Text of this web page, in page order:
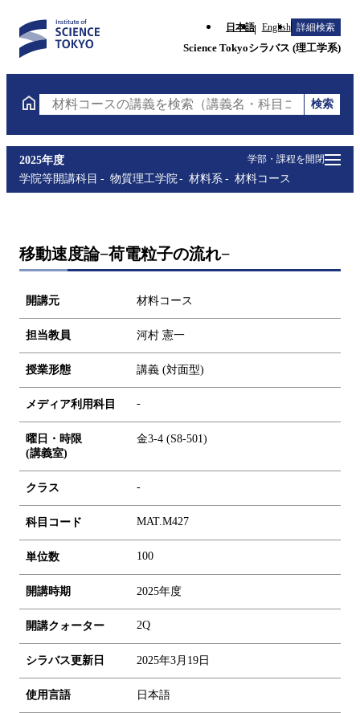
日本語 English 詳細検索
Science Tokyoシラバス (理工学系)
材料コースの講義を検索（講義名・科目コード・担当
検索
学部・課程を開閉
2025年度
学院等開講科目
物質理工学院 材料系 材料コース
移動速度論−荷電粒子の流れ−
開講元 材料コース
担当教員 河村 憲一
授業形態 講義 (対面型)
メディア利用科目 -
曜日・時限
(講義室)
金3-4 (S8-501)
クラス -
科目コード MAT.M427
単位数 100
開講時期 2025年度
開講クォーター 2Q
シラバス更新日 2025年3月19日
使用言語 日本語